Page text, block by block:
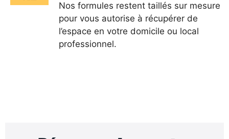
Nos formules restent taillés sur mesure
pour vous autorise à récupérer de
l’espace en votre domicile ou local
professionnel.